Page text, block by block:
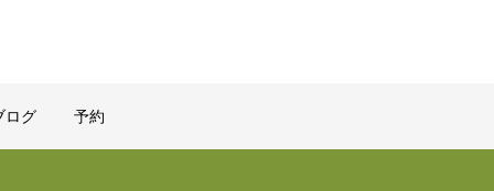
ログ 予約